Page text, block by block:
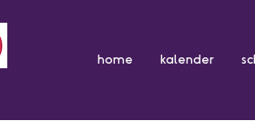
home kalender